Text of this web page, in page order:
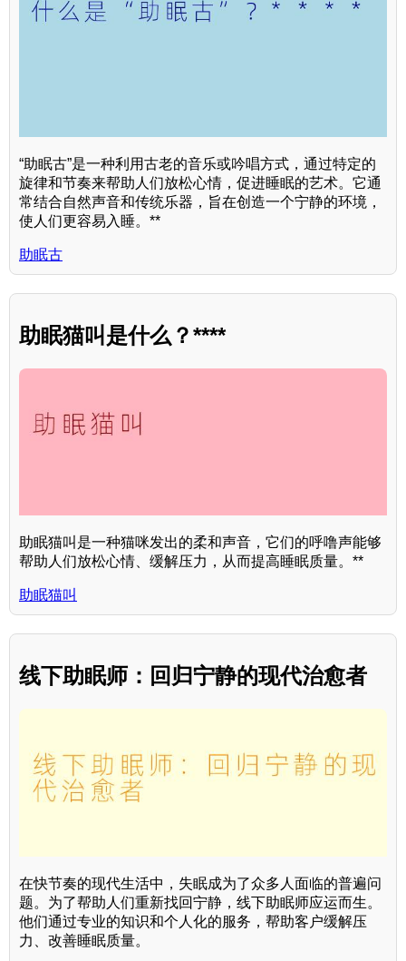
“助眠古”是一种利用古老的音乐或吟唱方式，通过特定的
旋律和节奏来帮助人们放松心情，促进睡眠的艺术。它通
常结合自然声音和传统乐器，旨在创造一个宁静的环境，
使人们更容易入睡。**
助眠古
助眠猫叫是什么？****
助眠猫叫是一种猫咪发出的柔和声音，它们的呼噜声能够
帮助人们放松心情、缓解压力，从而提高睡眠质量。**
助眠猫叫
线下助眠师：回归宁静的现代治愈者
在快节奏的现代生活中，失眠成为了众多人面临的普遍问
题。为了帮助人们重新找回宁静，线下助眠师应运而生。
他们通过专业的知识和个人化的服务，帮助客户缓解压
力、改善睡眠质量。